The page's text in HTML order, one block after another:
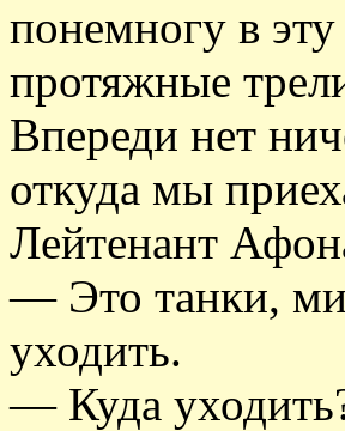
понемногу в
протяжные
Впереди нет
откуда мы
Лейтенант
— Это танки,
уходить.
— Куда